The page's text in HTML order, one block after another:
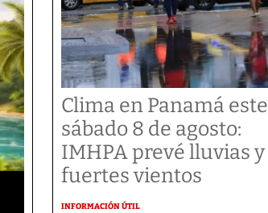
Clima en Panamá este
sábado 8 de agosto:
IMHPA prevé lluvias y
fuertes vientos
INFORMACIÓN ÚTIL